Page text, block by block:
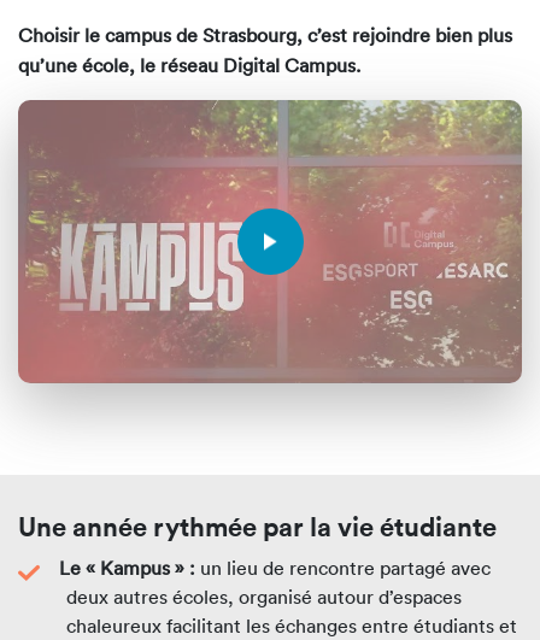
Choisir le campus de Strasbourg, c’est rejoindre bien plus
qu’une école, le réseau Digital Campus.
Une année rythmée par la vie étudiante
Le « Kampus » : un lieu de rencontre partagé avec
deux autres écoles, organisé autour d’espaces
chaleureux facilitant les échanges entre étudiants et